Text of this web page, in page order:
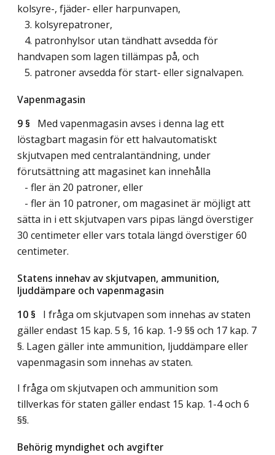
kolsyre-, fjäder- eller harpunvapen,
3. kolsyrepatroner,
4. patronhylsor utan tändhatt avsedda för
handvapen som lagen tillämpas på, och
5. patroner avsedda för start- eller signalvapen.
Vapenmagasin
9 § Med vapenmagasin avses i denna lag ett
löstagbart magasin för ett halvautomatiskt
skjutvapen med centralantändning, under
förutsättning att magasinet kan innehålla
- fler än 20 patroner, eller
- fler än 10 patroner, om magasinet är möjligt att
sätta in i ett skjutvapen vars pipas längd överstiger
30 centimeter eller vars totala längd överstiger 60
centimeter.
Statens innehav av skjutvapen, ammunition,
ljuddämpare och vapenmagasin
10 § I fråga om skjutvapen som innehas av staten
gäller endast 15 kap. 5 §, 16 kap. 1-9 §§ och 17 kap. 7
§. Lagen gäller inte ammunition, ljuddämpare eller
vapenmagasin som innehas av staten.
I fråga om skjutvapen och ammunition som
tillverkas för staten gäller endast 15 kap. 1-4 och 6
§§.
Behörig myndighet och avgifter